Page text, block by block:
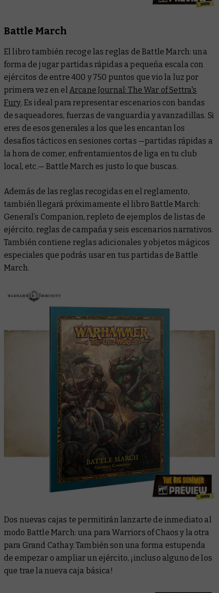
Battle March
El libro también recoge las reglas de Battle March: una
forma de jugar partidas rápidas a pequeña escala con
ejércitos de entre 400 y 750 puntos que vio la luz por
primera vez en elArcane Journal: The War of Settra's
Fury. Es ideal para representar escenarios con bandas
de saqueadores, fuerzas de vanguardia y avanzadillas. Si
eres de esos generales a los que les encantan los
desafíos tácticos en sesiones cortas —partidas rápidas a
la hora de comer, enfrentamientos de liga en tu club
local, etc.— Battle March es justo lo que buscas.
Además de las reglas recogidas en el reglamento,
también llegará próximamente el libroBattle March:
General’s Companion, repleto de ejemplos de listas de
ejército, reglas de campaña y seis escenarios narrativos.
También contiene reglas adicionales y objetos mágicos
especiales que podrás usar en tus partidas de Battle
March.
Dos nuevas cajas te permitirán lanzarte de inmediato al
modo Battle March: una para Warriors of Chaos y la otra
para Grand Cathay. También son una forma estupenda
de empezar o ampliar un ejército, ¡incluso alguno de los
que trae la nueva caja básica!